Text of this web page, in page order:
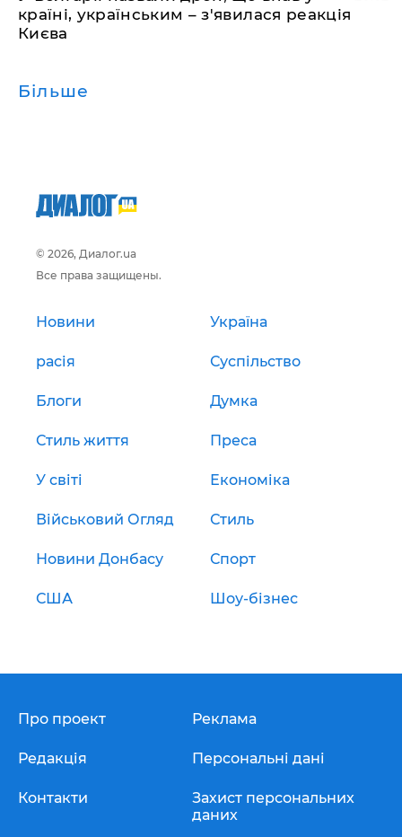
країні, українським – з'явилася реакція
Києва
Більше
© 2026, Диалог.ua
Все права защищены.
Новини Україна
расія Суспільство
Блоги Думка
Стиль життя Преса
У світі Економіка
Військовий Огляд Стиль
Новини Донбасу Спорт
США Шоу-бізнес
Про проект
Редакція
Контакти
Реклама
Персональні дані
Захист персональних
даних